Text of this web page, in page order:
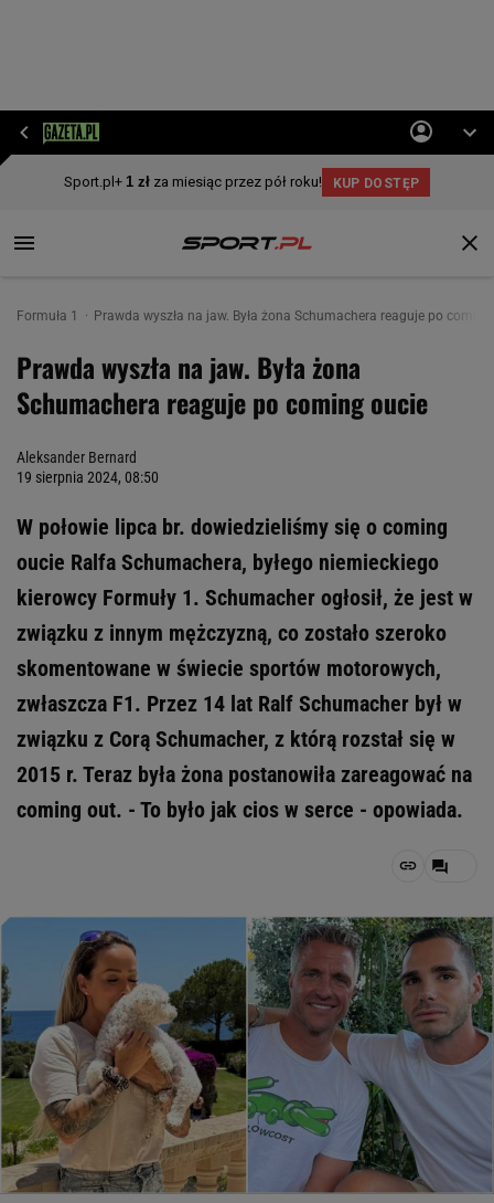
Formuła 1 Prawda wyszła na jaw. Była żona Schumachera reaguje po
Prawda wyszła na jaw. Była żona
Schumachera reaguje po coming oucie
Aleksander Bernard
19 sierpnia 2024, 08:50
W połowie lipca br. dowiedzieliśmy się o coming
oucie Ralfa Schumachera, byłego niemieckiego
kierowcy Formuły 1. Schumacher ogłosił, że jest w
związku z innym mężczyzną, co zostało szeroko
skomentowane w świecie sportów motorowych,
zwłaszcza F1. Przez 14 lat Ralf Schumacher był w
związku z Corą Schumacher, z którą rozstał się w
2015 r. Teraz była żona postanowiła zareagować na
coming out. - To było jak cios w serce - opowiada.